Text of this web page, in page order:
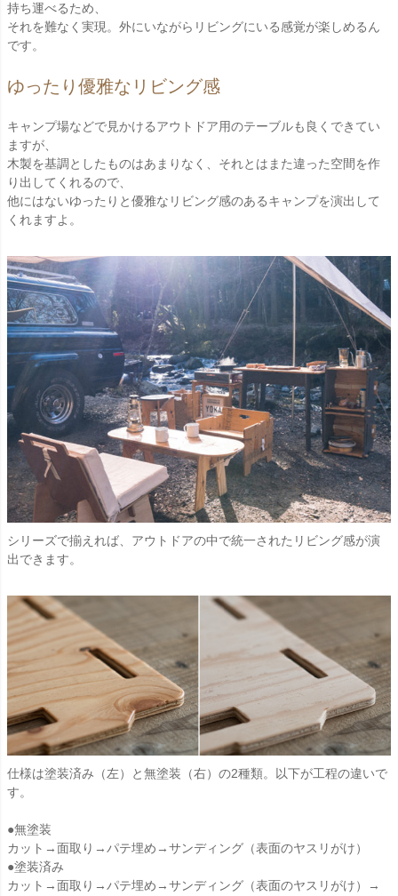
持ち運べるため、
それを難なく実現。外にいながらリビングにいる感覚が楽しめるん
です。
ゆったり優雅なリビング感
キャンプ場などで見かけるアウトドア用のテーブルも良くできてい
ますが、
木製を基調としたものはあまりなく、それとはまた違った空間を作
り出してくれるので、
他にはないゆったりと優雅なリビング感のあるキャンプを演出して
くれますよ。
シリーズで揃えれば、アウトドアの中で統一されたリビング感が演
出できます。
仕様は塗装済み（左）と無塗装（右）の2種類。以下が工程の違いで
す。
●無塗装
カット→面取り→パテ埋め→サンディング（表面のヤスリがけ）
●塗装済み
カット→面取り→パテ埋め→サンディング（表面のヤスリがけ）→